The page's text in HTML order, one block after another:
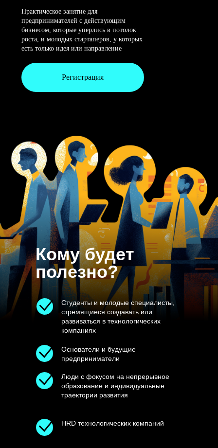
Практическое занятие для
предпринимателей с действующим
бизнесом, которые уперлись в потолок
роста, и молодых стартаперов, у которых
есть только идея или направление
Регистрация
Кому будет
полезно?
HRD технологических компаний
Люди с фокусом на непрерывное
образование и индивидуальные
траектории развития
Основатели и будущие
предприниматели
Студенты и молодые специалисты,
стремящиеся создавать или
развиваться в технологических
компаниях